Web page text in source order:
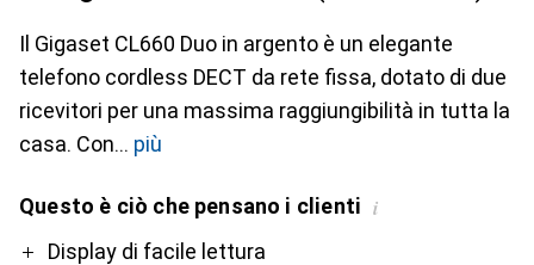
Il Gigaset CL660 Duo in argento è un elegante
telefono cordless DECT da rete fissa, dotato di due
ricevitori per una massima raggiungibilità in tutta la
casa. Con
più
Questo è ciò che pensano i clienti i
ProDisplay di facile lettura
Contro